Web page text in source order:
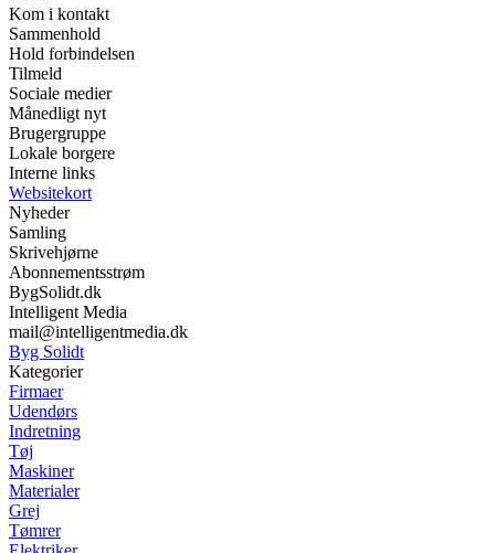
Kom i kontakt
Sammenhold
Hold forbindelsen
Tilmeld
Sociale medier
Månedligt nyt
Brugergruppe
Lokale borgere
Interne links
Websitekort
Nyheder
Samling
Skrivehjørne
Abonnementsstrøm
BygSolidt.dk
Intelligent Media
mail@intelligentmedia.dk
Byg Solidt
Kategorier
Firmaer
Udendørs
Indretning
Tøj
Maskiner
Materialer
Grej
Tømrer